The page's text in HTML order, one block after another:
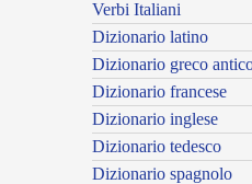
Verbi Italiani
Dizionario latino
Dizionario greco
Dizionario francese
Dizionario inglese
Dizionario tedesco
Dizionario spagnolo